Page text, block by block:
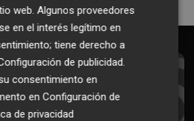
al Boletín
a primera hora en tu email
web. Algunos proveedores
en el interés legítimo en
tiene derecho a
de publicidad.
consentimiento en
enConfiguración de
de privacidad